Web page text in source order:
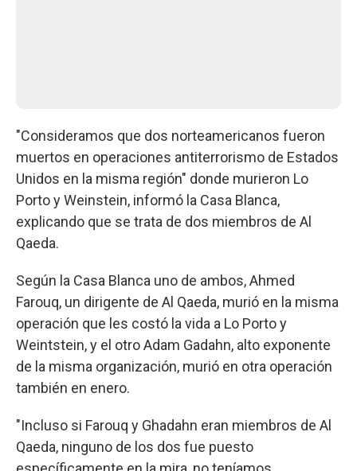
"Consideramos que dos norteamericanos fueron
muertos en operaciones antiterrorismo de Estados
Unidos en la misma región" donde murieron Lo
Porto y Weinstein, informó la Casa Blanca,
explicando que se trata de dos miembros de Al
Qaeda.
Según la Casa Blanca uno de ambos, Ahmed
Farouq, un dirigente de Al Qaeda, murió en la misma
operación que les costó la vida a Lo Porto y
Weintstein, y el otro Adam Gadahn, alto exponente
de la misma organización, murió en otra operación
también en enero.
"Incluso si Farouq y Ghadahn eran miembros de Al
Qaeda, ninguno de los dos fue puesto